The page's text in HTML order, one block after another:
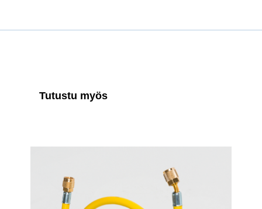
Tutustu myös